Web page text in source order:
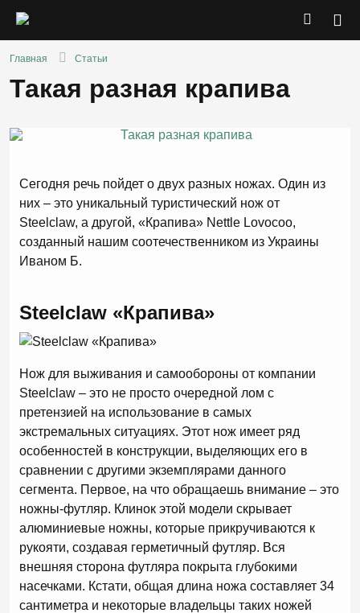
Главная Статьи
Такая разная крапива
Сегодня речь пойдет о двух разных ножах. Один из
них – это уникальный туристический нож от
Steelclaw, а другой, «Крапива» Nettle Lovocoo,
созданный нашим соотечественником из Украины
Иваном Б.
Steelclaw «Крапива»
Нож для выживания и самообороны от компании
Steelclaw – это не просто очередной лом с
претензией на использование в самых
экстремальных ситуациях. Этот нож имеет ряд
особенностей в конструкции, выделяющих его в
сравнении с другими экземплярами данного
сегмента. Первое, на что обращаешь внимание – это
ножны-футляр. Клинок этой модели скрывает
алюминиевые ножны, которые прикручиваются к
рукояти, создавая герметичный футляр. Вся
внешняя сторона футляра покрыта глубокими
насечками. Кстати, общая длина ножа составляет 34
сантиметра и некоторые владельцы таких ножей